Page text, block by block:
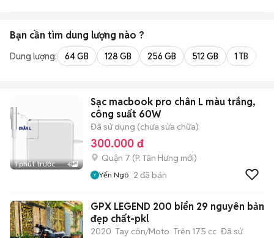
Bạn cần tìm dung lượng nào ?
Dung lượng: 64 GB 128 GB 256 GB 512 GB 1 TB
1 phút trước 4
Sạc macbook pro chân L màu trắng,
công suất 60W
Đã sử dụng (chưa sửa chữa)
300.000 đ
Quận 7 (P. Tân Hưng mới)
Yến Ngô 2 đã bán
GPX LEGEND 200 biển 29 nguyên bản
đẹp chất-pkl
2020 Tay côn/Moto Trên 175 cc Đã sử